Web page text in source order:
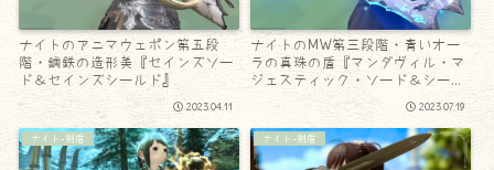
ナイトのアニマウェポン第五段
階・鋼鉄の造形美『セインズソー
ド＆セインズシールド』
2023.04.11
ナイトのMW第三段階・青いオー
ラの真珠の盾『マンダヴィル・マ
ジェスティック・ソード＆シール
2023.07.19
ナイト-剣盾 ナイト-剣盾